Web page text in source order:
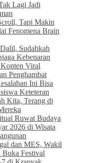
Lagi Jadi
Tapi Makin
Fenomena Brain
Sudahkah
Kebenaran
Viral
Penghambat
Ini Bisa
Keteteran
Kita, Terang di
Ruwat Budaya
2026 di Wisata
dan MES, Wakil
Buka Festival